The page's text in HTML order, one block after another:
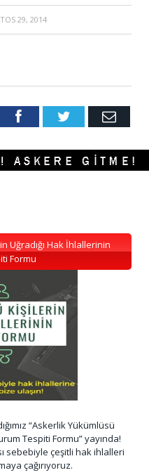
29, 2014
FacebookTwitter Email
Uğradığı Hak İhlallerinin
Formu
“Askerlik Yükümlüsü
Tespiti Formu” yayında!
sebebiyle çeşitli hak ihlalleri
çağırıyoruz.